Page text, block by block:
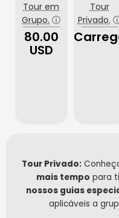
Tour em
Grupo. ⓘ
80.00
USD
Tour
Privado.
Tour Privado:
mais tempo para
nossos guias
aplicáveis a